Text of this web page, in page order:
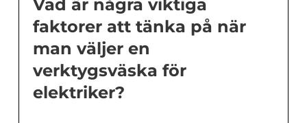
Vad är några viktiga
faktorer att tänka på när
man väljer en
verktygsväska för
elektriker?